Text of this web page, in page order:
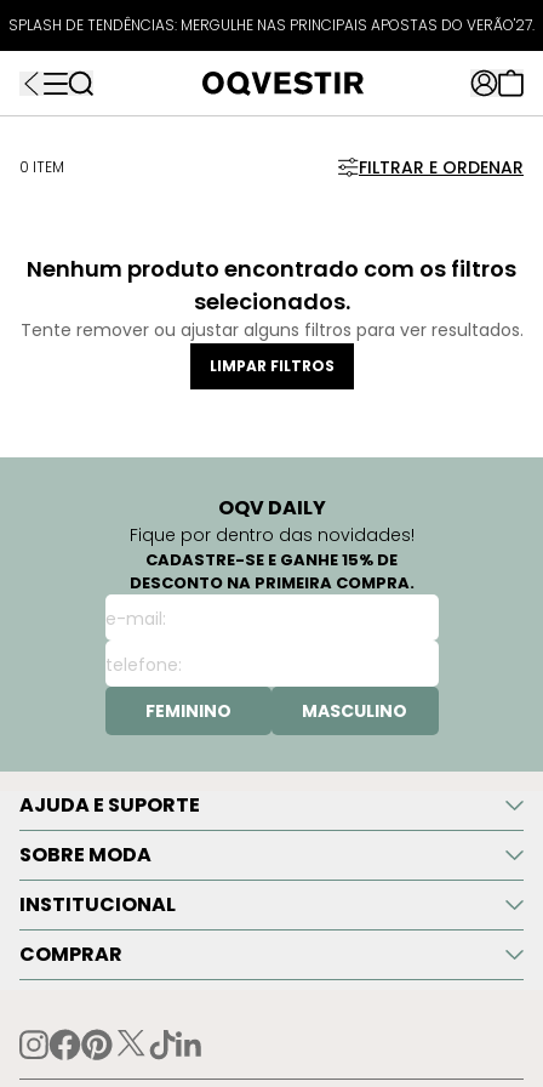
SPLASH DE TENDÊNCIAS: MERGULHE NAS PRINCIPAIS APOSTAS DO VERÃO'27.
ATÉ 80% OFF + 10% OFF EXTRA!
EXTRA10*
FRETEAPP
R$499*
0 ITEM FILTRAR E ORDENAR
Nenhum produto encontrado com os filtros
selecionados.
Tente remover ou ajustar alguns filtros para ver resultados.
LIMPAR FILTROS
OQV DAILY
Fique por dentro das novidades!
CADASTRE-SE E GANHE 15% DE
DESCONTO NA PRIMEIRA COMPRA.
FEMININO MASCULINO
AJUDA E SUPORTE
SOBRE MODA
INSTITUCIONAL
COMPRAR